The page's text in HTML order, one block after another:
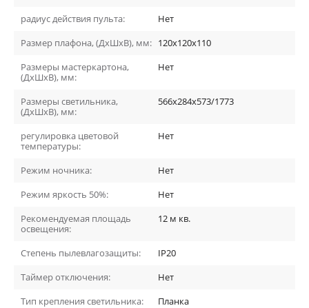
радиус действия пульта:
Нет
Размер плафона, (ДхШхВ), мм: 120x120x110
Размеры мастеркартона,
(ДхШхВ), мм:
Нет
Размеры светильника,
(ДхШхВ), мм:
566x284x573/1773
регулировка цветовой
температуры:
Нет
Режим ночника:
Нет
Режим яркость 50%:
Нет
Рекомендуемая площадь
освещения:
12 м кв.
Степень пылевлагозащиты:
IP20
Таймер отключения:
Нет
Тип крепления светильника:
Планка